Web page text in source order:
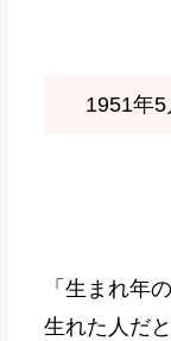
1951年5
「生まれ年
生れた人だ